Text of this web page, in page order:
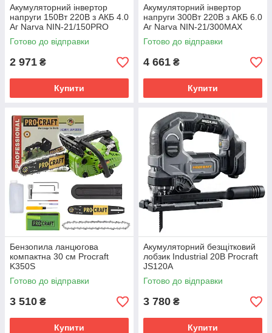
Акумуляторний інвертор
напруги 150Вт 220В з АКБ 4.0
Аг Narva NIN-21/150PRO
Готово до відправки
2 971 ₴
Купити
Акумуляторний інвертор
напруги 300Вт 220В з АКБ 6.0
Аг Narva NIN-21/300MAX
Готово до відправки
4 661 ₴
Купити
Бензопила ланцюгова
компактна 30 см Procraft
K350S
Готово до відправки
3 510 ₴
Купити
Акумуляторний безщітковий
лобзик Industrial 20В Procraft
JS120A
Готово до відправки
3 780 ₴
Купити